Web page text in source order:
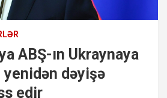
ABŞ-ın Ukraynaya
yenidən dəyişə
edir